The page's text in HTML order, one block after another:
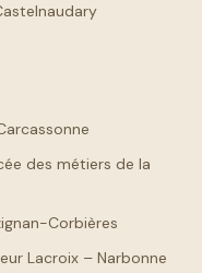
des métiers de la
Corbières
Lacroix – Narbonne